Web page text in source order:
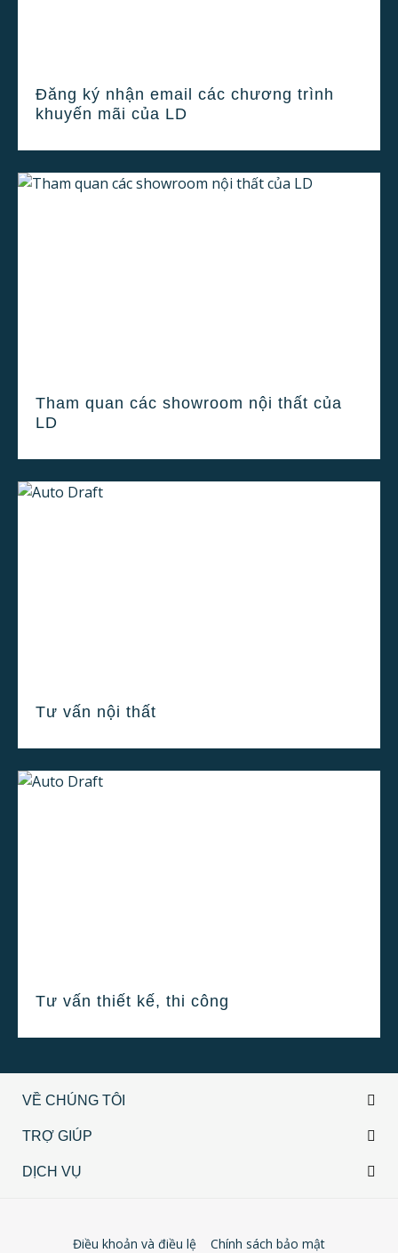
Đăng ký nhận email các chương trình
khuyến mãi của LD
Tham quan các showroom nội thất của
LD
Tư vấn nội thất
Tư vấn thiết kế, thi công
VỀ CHÚNG TÔI
TRỢ GIÚP
DỊCH VỤ
Điều khoản và điều lệ Chính sách bảo mật